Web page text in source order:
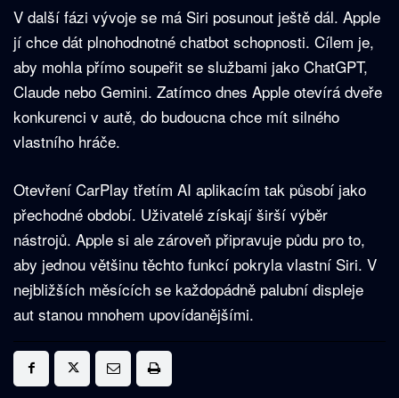
V další fázi vývoje se má Siri posunout ještě dál. Apple
jí chce dát plnohodnotné chatbot schopnosti. Cílem je,
aby mohla přímo soupeřit se službami jako ChatGPT,
Claude nebo Gemini. Zatímco dnes Apple otevírá dveře
konkurenci v autě, do budoucna chce mít silného
vlastního hráče.
Otevření CarPlay třetím AI aplikacím tak působí jako
přechodné období. Uživatelé získají širší výběr
nástrojů. Apple si ale zároveň připravuje půdu pro to,
aby jednou většinu těchto funkcí pokryla vlastní Siri. V
nejbližších měsících se každopádně palubní displeje
aut stanou mnohem upovídanějšími.